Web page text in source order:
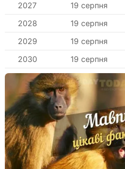
2027
19 серпня
2028
19 серпня
2029
19 серпня
2030
19 серпня